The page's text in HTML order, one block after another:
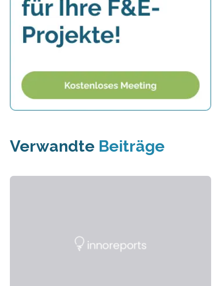
Verwandte Beiträge